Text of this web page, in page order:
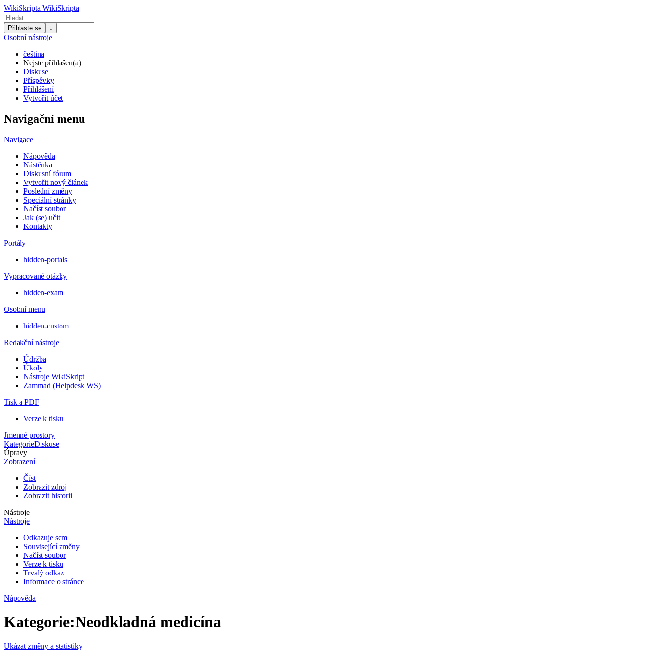
WikiSkripta WikiSkripta
Přihlaste se ↓
Osobní nástroje
čeština
Nejste přihlášen(a)
Diskuse
Příspěvky
Přihlášení
Vytvořit účet
Navigační menu
Navigace
Nápověda
Nástěnka
Diskusní fórum
Vytvořit nový článek
Poslední změny
Speciální stránky
Načíst soubor
Jak (se) učit
Kontakty
Portály
hidden-portals
Vypracované otázky
hidden-exam
Osobní menu
hidden-custom
Redakční nástroje
Údržba
Úkoly
Nástroje WikiSkript
Zammad (Helpdesk WS)
Tisk a PDF
Verze k tisku
Jmenné prostory
KategorieDiskuse
Úpravy
Zobrazení
Číst
Zobrazit zdroj
Zobrazit historii
Nástroje
Nástroje
Odkazuje sem
Související změny
Načíst soubor
Verze k tisku
Trvalý odkaz
Informace o stránce
Nápověda
Kategorie:Neodkladná medicína
Ukázat změny a statistiky